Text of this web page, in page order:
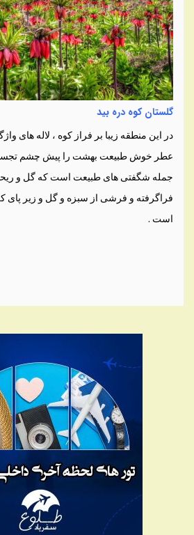
گلستان کوه دره بید
در این منطقه زیبا بر فراز کوه ، لاله های
عطر خوش طبیعت بهشت را پیش چشم تجسم
جمله شگفتی های طبیعت است که گل و
فراگرفته و فرشی از سبزه و گل و زیر پای
است .